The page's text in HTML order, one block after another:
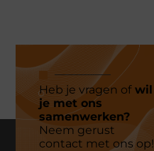
Heb je vragen ofwil
je met ons
samenwerken?
Neem gerust
contact met ons op!